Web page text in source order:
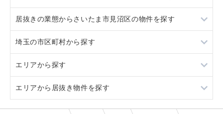
ロードサイド物件
駐車場あり
看板取り付け可
10坪以下
20坪以下
2階
3階以上
重飲食
軽飲食
バー・クラブ
美容室・理容室
サロン（マッサージ・エステ・ネイルなど）
居抜きの業態からさいたま市見沼区の物件を探す
ラーメン
カフェ
テイクアウト
カラオケ・パブ・スナック
埼玉の市区町村から探す
さいたま市すべて
さいたま市浦和区
さいたま市大宮区
エリアから探す
東京23区
東京都下
エリアから居抜き物件を探す
東京23区